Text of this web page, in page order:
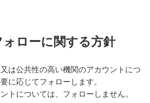
ローに関する方針
は公共性の高い機関のアカウントにつ
に応じてフォローします。
トについては、フォローしません。